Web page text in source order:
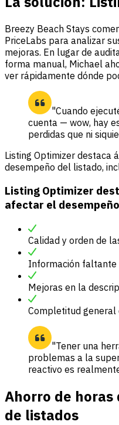
Breezy Beach Stays
PriceLabs para analizar
mejoras. En lugar de
forma manual, Michael
ver rápidamente dónde
"Cuando
cuenta — wow, hay
perdidas que ni
Listing Optimizer destaca
desempeño del listado,
Listing Optimizer
afectar el
Calidad y orden de
Información faltante
Mejoras en la
Completitud general
"Tener una
problemas a la
reactivo es
Ahorro de
de listados